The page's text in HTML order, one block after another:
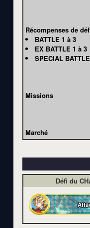
Récompenses de
BATTLE 1 à 3
EX BATTLE 1 à 3
SPECIAL BATTLE
Missions
Marché
Défi du